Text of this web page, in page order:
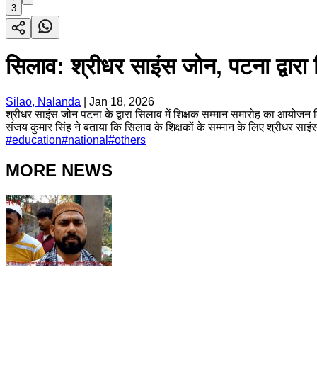
3
सिलाव: श्रीधर साइंस जोन, पटना
Silao, Nalanda
Jan 18, 2026
श्रीधर साइंस जोन पटना के द्वारा सिलाव में शिक्षक सम्मान समारोह का
संजय कुमार सिंह ने बताया कि सिलाव के शिक्षकों के सम्मान के लिए श्रीधर
#education#national #others
MORE NEWS